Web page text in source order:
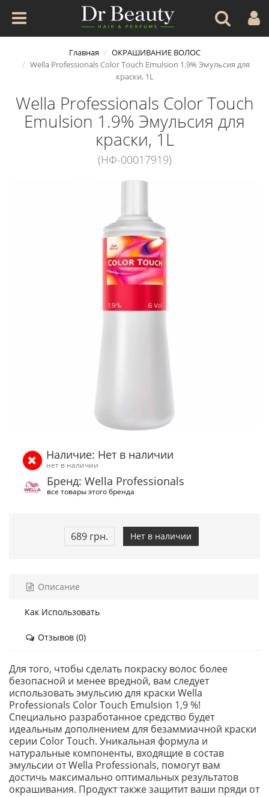
Главная
ОКРАШИВАНИЕ ВОЛОС
Wella Professionals Color Touch Emulsion 1.9% Эмульсия для
краски, 1L
Wella Professionals Color Touch
Emulsion 1.9% Эмульсия для
краски, 1L
(НФ-00017919)
Наличие: Нет в наличии
нет в наличии
Бренд: Wella Professionals
все товары этого бренда
689 грн. Нет в наличии
Описание
Как Использовать
Отзывов (0)
Для того, чтобы сделать покраску волос более
безопасной и менее вредной, вам следует
использовать эмульсию для краски Wella
Professionals Color Touch Emulsion 1,9 %!
Специально разработанное средство будет
идеальным дополнением для безаммиачной краски
серии Color Touch. Уникальная формула и
натуральные компоненты, входящие в состав
эмульсии от Wella Professionals, помогут вам
достичь максимально оптимальных результатов
окрашивания. Продукт также защитит ваши пряди от